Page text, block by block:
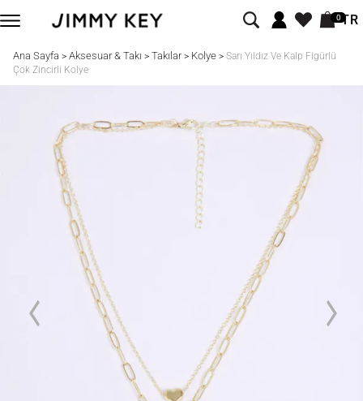
0TR
Ana Sayfa > Aksesuar & Takı > Takılar> Kolye> Sarı Yıldız Ve Kalp Figürlü
Çok Zincirli Kolye